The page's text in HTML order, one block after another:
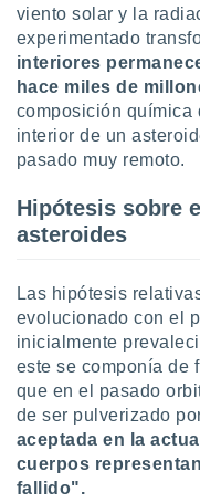
únicos
similares
sitio
IP
de
traten tus
en
interés
a lo que
Para
su
datos
momento
viento solar y la
experimentado
interiores
hace miles de
composición química
interior de un
pasado muy remoto.
Hipótesis sobre
asteroides
Las hipótesis
evolucionado con el
inicialmente
este se componía de
que en el pasado
de ser pulverizado
aceptada en la
cuerpos
fallido".